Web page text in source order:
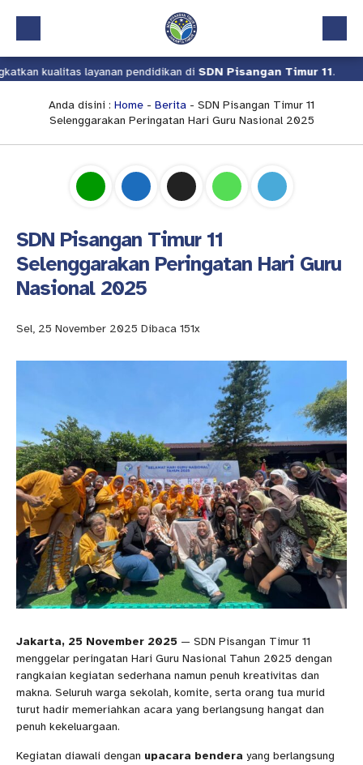
Beranda
Profil
Pindah Sekolah
UKS
layanan pendidikan diSDN Pisangan Timur 11. Kami
Anda disini : Home - Berita - SDN Pisangan Timur 11
Selenggarakan Peringatan Hari Guru Nasional 2025
SDN Pisangan Timur 11
Selenggarakan Peringatan Hari Guru
Nasional 2025
Sel, 25 November 2025 Dibaca 151x
Jakarta, 25 November 2025 — SDN Pisangan Timur 11
menggelar peringatan Hari Guru Nasional Tahun 2025 dengan
rangkaian kegiatan sederhana namun penuh kreativitas dan
makna. Seluruh warga sekolah, komite, serta orang tua murid
turut hadir memeriahkan acara yang berlangsung hangat dan
penuh kekeluargaan.
Kegiatan diawali dengan upacara bendera yang berlangsung